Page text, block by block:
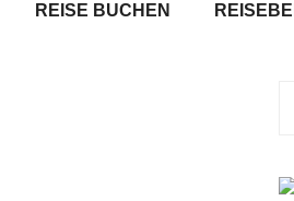
REISE BUCHEN